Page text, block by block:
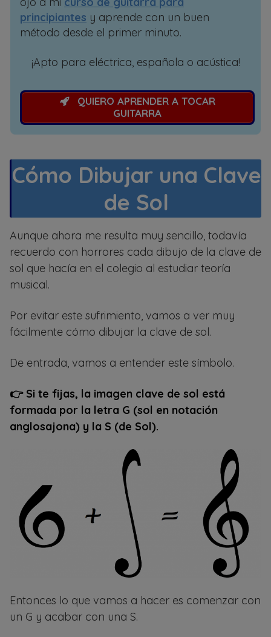
principiantes y aprende con un buen
método desde el primer minuto.
¡Apto para eléctrica, española o acústica!
QUIERO APRENDER A TOCAR
GUITARRA
Cómo Dibujar una Clave
de Sol
Aunque ahora me resulta muy sencillo, todavía
recuerdo con horrores cada dibujo de la clave de
sol que hacía en el colegio al estudiar teoría
musical.
Por evitar este sufrimiento, vamos a ver muy
fácilmente cómo dibujar la clave de sol.
De entrada, vamos a entender este símbolo.
👉 Si te fijas, la imagen clave de sol está
formada por la letra G (sol en notación
anglosajona) y la S (de Sol).
Entonces lo que vamos a hacer es comenzar con
un G y acabar con una S.